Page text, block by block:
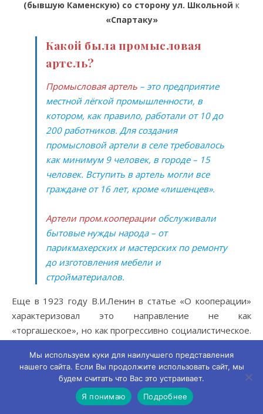
(бывшую Каменскую) со сторону ул. Школьной к
«Спартаку»
Какой была промысловая
артель?
Промысловая артель – это предприятие
местной лёгкой промышленности, в
котором, как правило, работали от 10 до
200 работников. Для создания
промысловой артели в селе требовалось
как минимум 9 человек, в городе – 15
человек. Вступить в артель могли все
граждане от 16 лет, кроме «лишенцев».
Артели пром.кооперацииобслуживали
бытовые нужды народа – от
парикмахерских и мастерских по ремонту
до изготовления мебели и
стройматериалов.
Еще в 1923 году В.И.Ленин в статье «О кооперации»
характеризовал это направление не как
«торгашеское», но как прогрессивно социалистическое.
отнести и создававшиеся в конце двадцатых годов
прошлого века колхозы.
А что же за артель была у нас в городе и чем она
Мы используем куки для наилучшего представления
нашего сайта. Если Вы продолжите использовать сайт, мы
будем считать что Вас это устраивает.
Я понимаю
Подробнее